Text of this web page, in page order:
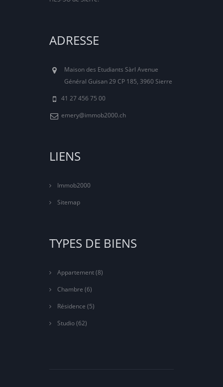
ADRESSE
Maison des Etudiants Sàrl Avenue
Général Guisan 29 CP 185, 3960 Sierre
41 27 456 75 00
emery@immob2000.ch
LIENS
Immob2000
Sitemap
TYPES DE BIENS
Appartement(8)
Chambre (6)
Résidence (5)
Studio(62)